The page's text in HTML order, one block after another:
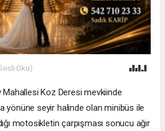
Oku)
Koz Deresi mevkiinde
yönüne seyir halinde olan minibüs ile
motosikletin çarpışması sonucu ağır